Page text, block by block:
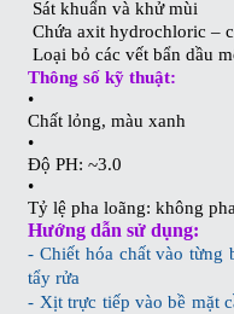
Sát khuẩn và khử mùi
Chứa axit hydrochloric –
Loại bỏ các vết bẩn dầu
Thông số kỹ thuật:
•
Chất lỏng, màu xanh
•
Độ PH: ~3.0
•
Tỷ lệ pha loãng: không
Hướng dẫn sử dụng:
- Chiết hóa chất vào
tẩy rửa
- Xịt trực tiếp vào bề mặt